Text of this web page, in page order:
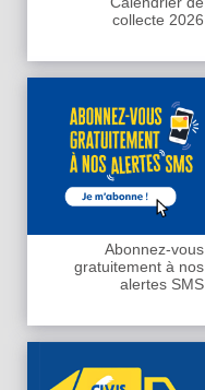
collecte 2026
Abonnez-vous
gratuitement à nos
alertes SMS